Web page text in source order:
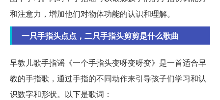
和注意力，增加他们对物体功能的认识和理解。
一只手指头点点，二只手指头剪剪是什么歌曲
早教儿歌手指谣《一个手指头变呀变呀变》是一首适合早
教的手指歌，通过手指的不同动作来引导孩子们学习和认
识数字和形状。以下是歌词：